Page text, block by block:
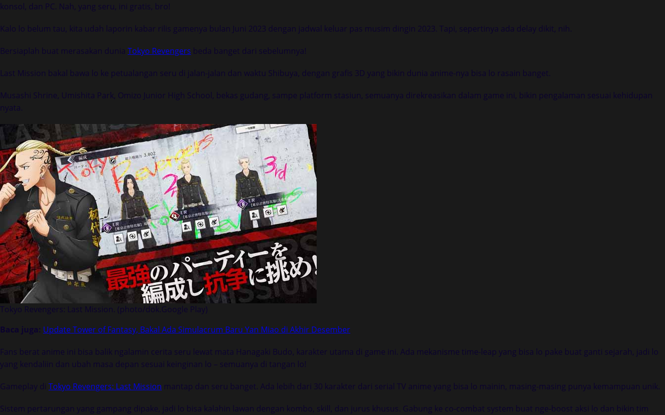
konsol, dan PC. Nah, yang seru, ini gratis, bro!
Kalo lo belum tau, kita udah laporin kabar rilis gamenya bulan Juni 2023 dengan jadwal keluar pas musim dingin 2023. Tapi, sepertinya ada delay dikit, nih.
Bersiaplah buat merasakan dunia Tokyo Revengers beda banget dari sebelumnya!
Last Mission bakal bawa lo ke petualangan seru di jalan-jalan dan waktu Shibuya, dengan grafis 3D yang bikin dunia anime-nya bisa lo rasain banget.
Musashi Shrine, Umishita Park, Omizo Junior High School, bekas gudang, sampe platform stasiun, semuanya direkreasikan dalam game ini, bikin pengalaman sesuai kehidupan
nyata.
Tokyo Revengers: Last Mission. (photo/dok.Google Play)
Baca juga: Update Tower of Fantasy, Bakal Ada Simulacrum Baru Yan Miao di Akhir Desember
Fans berat anime ini bisa balik ngalamin cerita seru lewat mata Hanagaki Budo, karakter utama di game ini. Ada mekanisme time-leap yang bisa lo pake buat ganti sejarah, jadi lo
yang kendaliin dan ubah masa depan sesuai keinginan lo – semuanya di tangan lo!
Gameplay di Tokyo Revengers: Last Mission mantap dan seru banget. Ada lebih dari 30 karakter dari serial TV anime yang bisa lo mainin, masing-masing punya kemampuan unik.
Sistem pertarungan yang gampang dipake, jadi lo bisa kalahin lawan dengan kombo, skill, dan jurus khusus. Gabung ke co-combat system buat nge-boost aksi lo dan bikin tim